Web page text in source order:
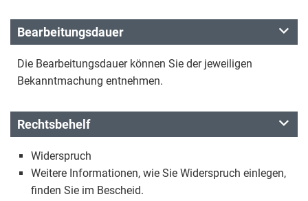
Bearbeitungsdauer
Die Bearbeitungsdauer können Sie der jeweiligen
Bekanntmachung entnehmen.
Rechtsbehelf
Widerspruch
Weitere Informationen, wie Sie Widerspruch einlegen,
finden Sie im Bescheid.